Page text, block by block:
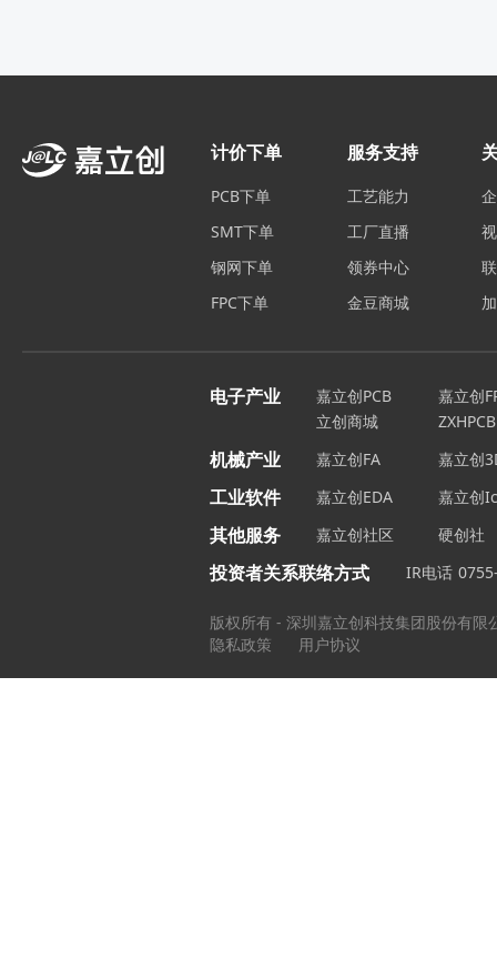
计价下单
PCB下单
SMT下单
钢网下单
FPC下单
服务支持
工艺能力
工厂直播
领券中心
金豆商城
电子产业 嘉立创PCB
嘉立创
立创商城
ZXHPCB
机械产业 嘉立创FA 嘉立创
工业软件 嘉立创EDA 嘉立创
其他服务 嘉立创社区 硬创社
投资者关系联络方式 IR电话
版权所有 - 深圳嘉立创科技集团股份有限
隐私政策
用户协议